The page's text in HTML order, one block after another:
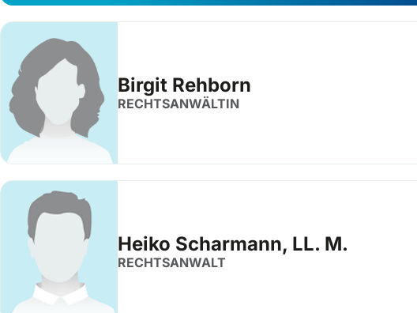
Birgit Rehborn
RECHTSANWÄLTIN
Heiko Scharmann, LL. M.
RECHTSANWALT